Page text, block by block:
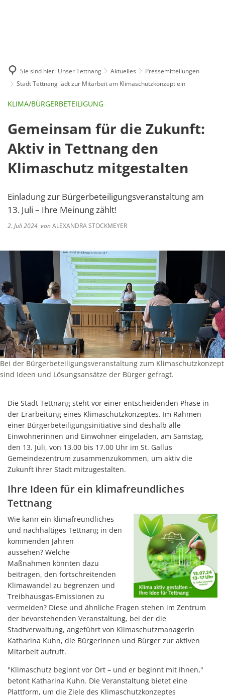
Sie sind hier: Unser Tettnang Aktuelles
Pressemitteilungen
Stadt Tettnang lädt zur Mitarbeit am Klimaschutzkonzept ein
KLIMA/BÜRGERBETEILIGUNG
Gemeinsam für die Zukunft:
Aktiv in Tettnang den
Klimaschutz mitgestalten
Einladung zur Bürgerbeteiligungsveranstaltung am
13. Juli – Ihre Meinung zählt!
2. Juli 2024 vonALEXANDRA STOCKMEYER
Bei der Bürgerbeteiligungsveranstaltung zum Klimaschutzkonzept
sind Ideen und Lösungsansätze der Bürger gefragt.
Die Stadt Tettnang steht vor einer entscheidenden Phase in
der Erarbeitung eines Klimaschutzkonzeptes. Im Rahmen
einer Bürgerbeteiligungsinitiative sind deshalb alle
Einwohnerinnen und Einwohner eingeladen, am Samstag,
den 13. Juli, von 13.00 bis 17.00 Uhr im St. Gallus
Gemeindezentrum zusammenzukommen, um aktiv die
Zukunft ihrer Stadt mitzugestalten.
Ihre Ideen für ein klimafreundliches
Tettnang
Wie kann ein klimafreundliches
und nachhaltiges Tettnang in den
kommenden Jahren
aussehen? Welche
Maßnahmen könnten dazu
beitragen, den fortschreitenden
Klimawandel zu begrenzen und
Treibhausgas-Emissionen zu
vermeiden? Diese und ähnliche Fragen stehen im Zentrum
der bevorstehenden Veranstaltung, bei der die
Stadtverwaltung, angeführt von Klimaschutzmanagerin
Katharina Kuhn, die Bürgerinnen und Bürger zur aktiven
Mitarbeit aufruft.
"Klimaschutz beginnt vor Ort – und er beginnt mit Ihnen,"
betont Katharina Kuhn. Die Veranstaltung bietet eine
Plattform, um die Ziele des Klimaschutzkonzeptes